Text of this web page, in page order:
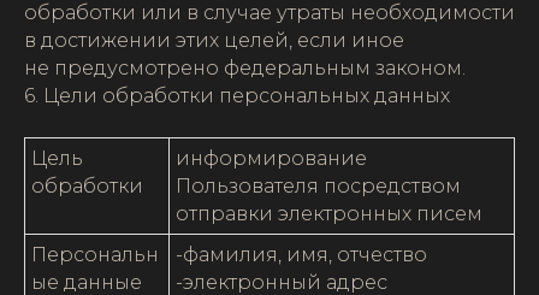
обработки или в случае утраты необходимости
в достижении этих целей, если иное
не предусмотрено федеральным законом.
6. Цели обработки персональных данных
Цель
обработки
информирование
Пользователя посредством
отправки электронных писем
Персональн
ые данные
-фамилия, имя, отчество
-электронный адрес